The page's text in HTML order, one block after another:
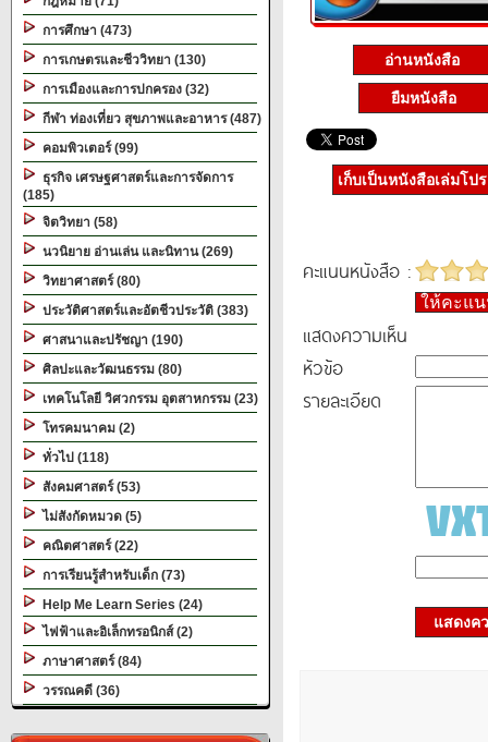
การศึกษา (473)
การเกษตรและชีววิทยา (130)
การเมืองและการปกครอง (32)
กีฬา ท่องเที่ยว สุขภาพและอาหาร (487)
คอมพิวเตอร์ (99)
ธุรกิจ เศรษฐศาสตร์และการจัดการ
(185)
จิตวิทยา (58)
นวนิยาย อ่านเล่น และนิทาน (269)
วิทยาศาสตร์ (80)
ประวัติศาสตร์และอัตชีวประวัติ (383)
ศาสนาและปรัชญา (190)
ศิลปะและวัฒนธรรม (80)
เทคโนโลยี วิศวกรรม อุตสาหกรรม (23)
โทรคมนาคม (2)
ทั่วไป (118)
สังคมศาสตร์ (53)
ไม่สังกัดหมวด (5)
คณิตศาสตร์ (22)
การเรียนรู้สำหรับเด็ก (73)
Help Me Learn Series (24)
ไฟฟ้าและอิเล็กทรอนิกส์ (2)
ภาษาศาสตร์ (84)
วรรณคดี (36)
อ่านหนังสือ
ยืมหนังสือ
เก็บเป็นหนังสือเล่มโป
คะแนนหนังสือ :
ให้คะแ
แสดงความเห็น
หัวข้อ
รายละเอียด
แสดงค